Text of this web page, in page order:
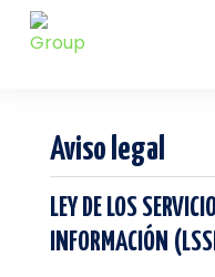
Aviso legal
LEY DE LOS
INFORMACIÓN